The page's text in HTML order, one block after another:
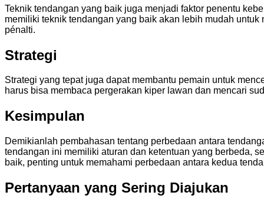
Teknik tendangan yang baik juga menjadi faktor penentu
memiliki teknik tendangan yang baik akan lebih mudah
pénalti.
Strategi
Strategi yang tepat juga dapat membantu pemain untuk
harus bisa membaca pergerakan kiper lawan dan mencari
Kesimpulan
Demikianlah pembahasan tentang perbedaan antara
tendangan ini memiliki aturan dan ketentuan yang berbeda,
baik, penting untuk memahami perbedaan antara kedua
Pertanyaan yang Sering Diajukan